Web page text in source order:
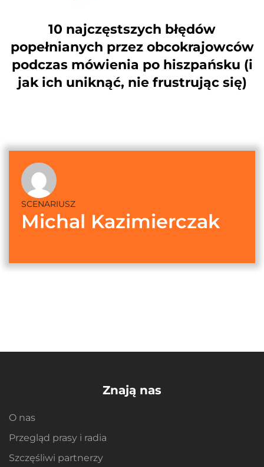
10 najczęstszych błędów
popełnianych przez obcokrajowców
podczas mówienia po hiszpańsku (i
jak ich uniknąć, nie frustrując się)
SCENARIUSZ
Michal Kazimierczak
Znają nas
O nas
Przegląd prasy i radia
Szczęśliwi partnerzy